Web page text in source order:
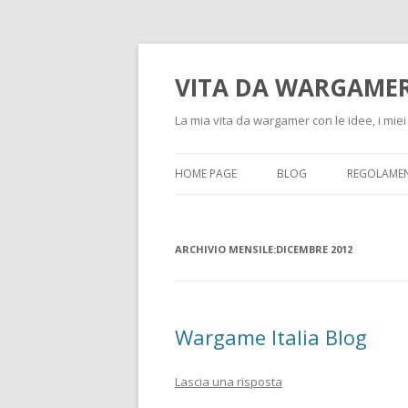
VITA DA
La mia vita da wargamer con le idee, i
HOME PAGE BLOG
ARCHIVIO MENSILE:DICEMBRE 2012
Wargame Italia Blog
Lascia una risposta